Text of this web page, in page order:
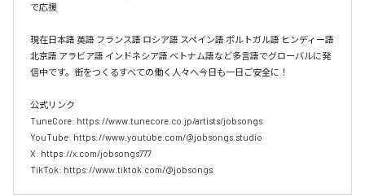
で応援
現在日本語 英語 フランス語 ロシア語 スペイン語 ポルトガル語 ヒンディー語
北京語 アラビア語 インドネシア語 ベトナム語など多言語でグローバルに発
信中です。街をつくるすべての働く人々へ今日も一日ご安全に！
公式リンク
TuneCore: https://www.tunecore.co.jp/artists/jobsongs
YouTube: https://www.youtube.com/@jobsongs.studio
X: https://x.com/jobsongs777
TikTok: https://www.tiktok.com/@jobsongs